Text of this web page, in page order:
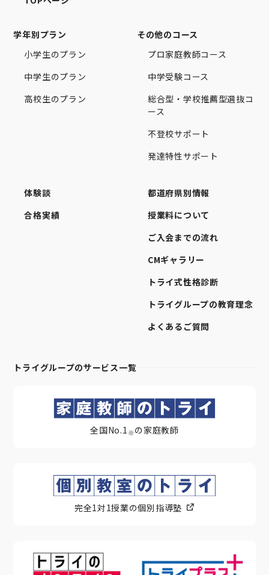
学年別プラン
小学生のプラン
中学生のプラン
高校生のプラン
その他のコース
プロ家庭教師コース
中学受験コース
総合型・学校推薦型選抜コ
ース
不登校サポート
発達特性サポート
体験談
合格実績
都道府県別情報
授業料について
ご入会までの流れ
CMギャラリー
トライ式性格診断
トライグループの教育理念
よくあるご質問
トライグループのサービス一覧
全国No.1 ※ の家庭教師
完全1対1授業の個別指導塾